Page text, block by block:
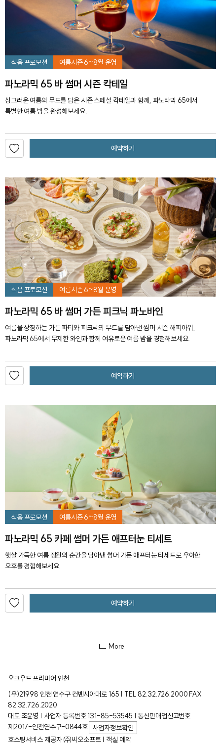
식음 프로모션 여름시즌 6~8월 운영
파노라믹 65 바 썸머 시즌 칵테일
싱그러운 여름의 무드를 담은 시즌 스페셜 칵테일과 함께, 파노라믹 65에서
특별한 여름 밤을 완성해보세요.
예약하기
식음 프로모션 여름시즌 6~8월 운영
파노라믹 65 바 썸머 가든 피크닉 파노바인
여름을 상징하는 가든 파티와 피크닉의 무드를 담아낸 썸머 시즌 해피아워,
파노라믹 65에서 무제한 와인과 함께 여유로운 여름 밤을 경험해보세요.
예약하기
식음 프로모션 여름시즌 6~8월 운영
파노라믹 65 카페 썸머 가든 애프터눈 티세트
햇살 가득한 여름 정원의 순간을 담아낸 썸머 가든 애프터눈 티세트로 우아한
오후를 경험해보세요.
예약하기
More
오크우드 프리미어 인천
(우)21998 인천 연수구 컨벤시아대로 165 | TEL 82.32.726.2000 FAX
82.32.726.2020
대표 조윤영 | 사업자 등록번호 131-85-53545 | 통신판매업신고번호
제2017-인천연수구-0844호 사업자정보확인
호스팅서비스 제공자 ㈜씨오소프트 | 객실 예약